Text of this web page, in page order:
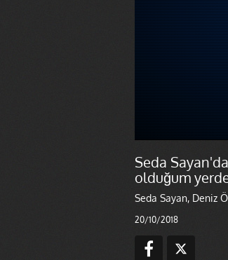
Seda
olduğum
Seda Sayan, Deniz
20/10/2018